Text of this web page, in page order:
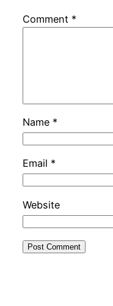
Comment *
Name *
Email *
Website